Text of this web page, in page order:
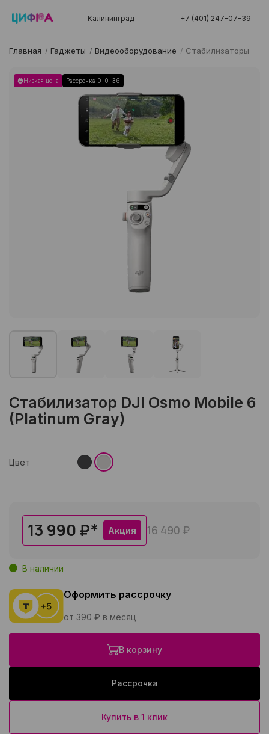
Калининград +7 (401) 247-07-39
Главная / Гаджеты / Видеооборудование / Стабилизаторы
Низкая цена Рассрочка 0-0-36
Стабилизатор DJI Osmo Mobile 6
(Platinum Gray)
Цвет
13 990 ₽* Акция 16 490 ₽
В наличии
Оформить рассрочку
от 390 ₽ в месяц
В корзину
Рассрочка
Купить в 1 клик